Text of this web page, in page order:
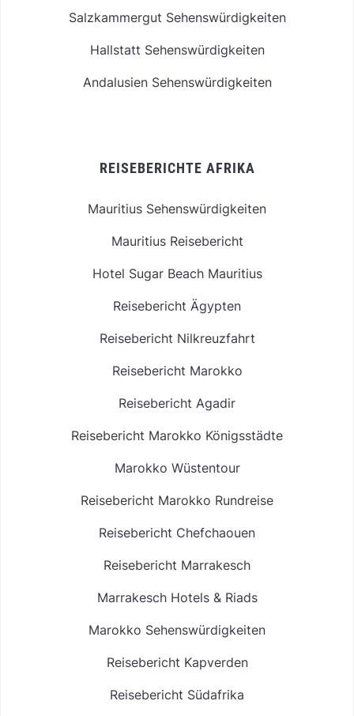
Salzkammergut Sehenswürdigkeiten
Hallstatt Sehenswürdigkeiten
Andalusien Sehenswürdigkeiten
REISEBERICHTE AFRIKA
Mauritius Sehenswürdigkeiten
Mauritius Reisebericht
Hotel Sugar Beach Mauritius
Reisebericht Ägypten
Reisebericht Nilkreuzfahrt
Reisebericht Marokko
Reisebericht Agadir
Reisebericht Marokko Königsstädte
Marokko Wüstentour
Reisebericht Marokko Rundreise
Reisebericht Chefchaouen
Reisebericht Marrakesch
Marrakesch Hotels & Riads
Marokko Sehenswürdigkeiten
Reisebericht Kapverden
Reisebericht Südafrika